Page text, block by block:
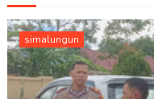
simalungun